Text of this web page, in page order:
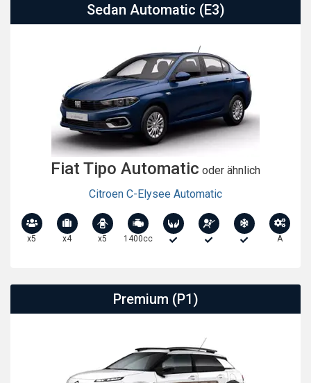
Sedan Automatic (E3)
Fiat Tipo Automatic oder ähnlich
Citroen C-Elysee Automatic
x5 x4 x5 1400cc A
Premium (P1)